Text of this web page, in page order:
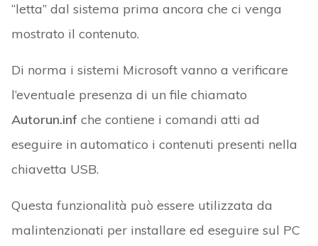
“letta” dal sistema prima ancora che ci venga
mostrato il contenuto.
Di norma i sistemi Microsoft vanno a verificare
l’eventuale presenza di un file chiamato
Autorun.inf che contiene i comandi atti ad
eseguire in automatico i contenuti presenti nella
chiavetta USB.
Questa funzionalità può essere utilizzata da
malintenzionati per installare ed eseguire sul PC